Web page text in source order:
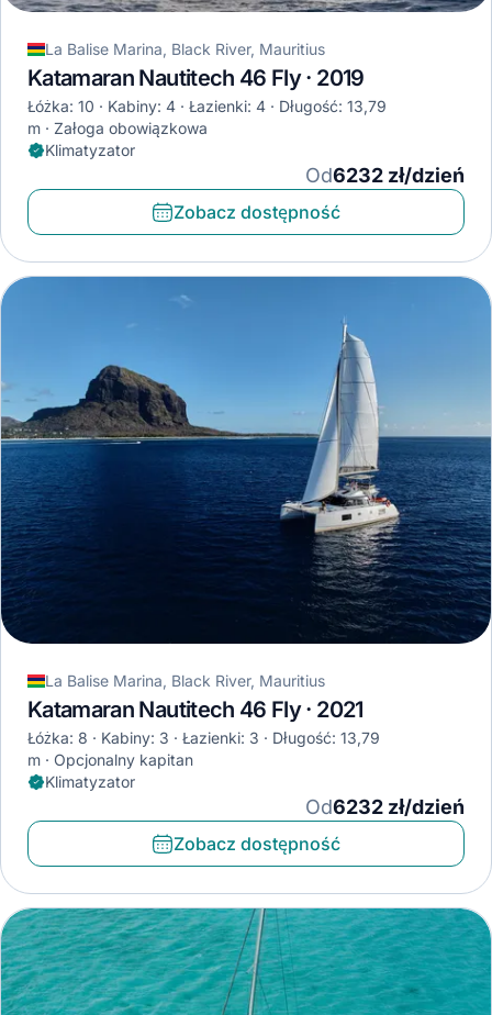
La Balise Marina, Black River, Mauritius
Katamaran Nautitech 46 Fly · 2019
Łóżka: 10 Kabiny: 4 Łazienki: 4
Długość: 13,79
m
Załoga obowiązkowa
Klimatyzator
Od6232 zł/dzień
Zobacz dostępność
La Balise Marina, Black River, Mauritius
Katamaran Nautitech 46 Fly · 2021
Łóżka: 8 Kabiny: 3 Łazienki: 3
Długość: 13,79
m
Opcjonalny kapitan
Klimatyzator
Od6232 zł/dzień
Zobacz dostępność